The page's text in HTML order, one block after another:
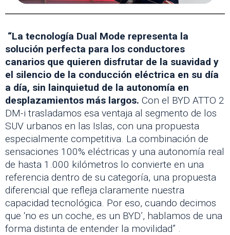
“La tecnología Dual Mode representa la
solución perfecta para los conductores
canarios que quieren disfrutar de la suavidad y
el silencio de la conducción eléctrica en su día
a día, sin lainquietud de la autonomía en
desplazamientos más largos. Con el BYD ATTO 2
DM-i trasladamos esa ventaja al segmento de los
SUV urbanos en las Islas, con una propuesta
especialmente competitiva. La combinación de
sensaciones 100% eléctricas y una autonomía real
de hasta 1.000 kilómetros lo convierte en una
referencia dentro de su categoría, una propuesta
diferencial que refleja claramente nuestra
capacidad tecnológica. Por eso, cuando decimos
que ‘no es un coche, es un BYD’, hablamos de una
forma distinta de entender la movilidad” .